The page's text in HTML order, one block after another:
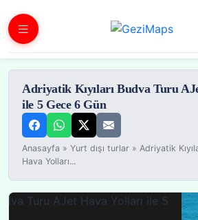
Adriyatik Kıyıları Budva Turu
ile 5 Gece 6 Gün
Anasayfa »Yurt dışı turlar »Adriyatik
Hava Yolları...